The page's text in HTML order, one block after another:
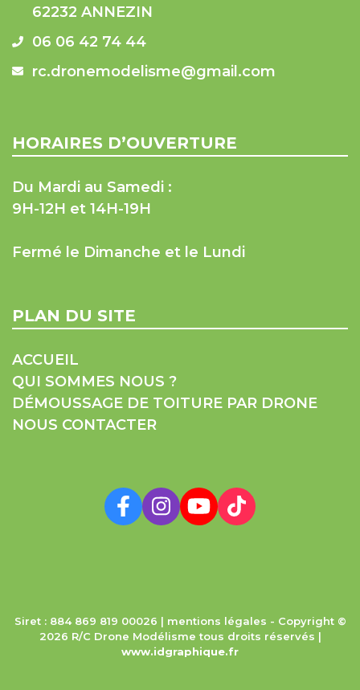
62232 ANNEZIN
06 06 42 74 44
rc.dronemodelisme@gmail.com
HORAIRES D’OUVERTURE
Du Mardi au Samedi :
9H-12H et 14H-19H
Fermé le Dimanche et le Lundi
PLAN DU SITE
ACCUEIL
QUI SOMMES NOUS ?
DÉMOUSSAGE DE TOITURE PAR DRONE
NOUS CONTACTER
Siret : 884 869 819 00026 | mentions légales - Copyright ©
2026 R/C Drone Modélisme tous droits réservés |
www.idgraphique.fr